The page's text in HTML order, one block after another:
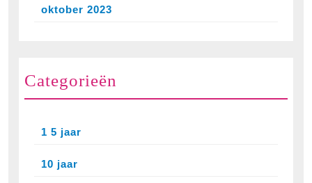
oktober 2023
Categorieën
1 5 jaar
10 jaar